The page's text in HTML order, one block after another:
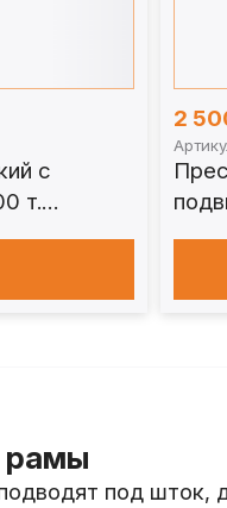
с
т.
2
рамы
под шток,